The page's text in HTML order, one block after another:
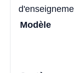
Modèle